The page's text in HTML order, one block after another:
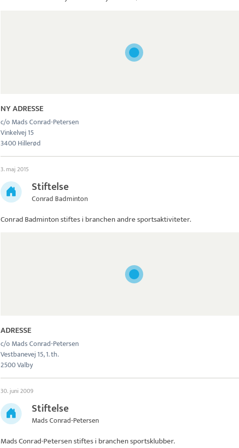
NY ADRESSE
c/o Mads Conrad-Petersen
Vinkelvej 15
3400 Hillerød
3. maj 2015
Stiftelse
Conrad Badminton
Conrad Badmintonstiftes i branchen andre sportsaktiviteter.
ADRESSE
c/o Mads Conrad-Petersen
Vestbanevej 15, 1. th.
2500 Valby
30. juni 2009
Stiftelse
Mads Conrad-Petersen
Mads Conrad-Petersenstiftes i branchen sportsklubber.